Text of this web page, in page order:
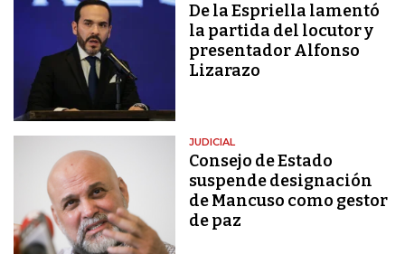
De la Espriella lamentó
la partida del locutor y
presentador Alfonso
Lizarazo
JUDICIAL
Consejo de Estado
suspende designación
de Mancuso como gestor
de paz